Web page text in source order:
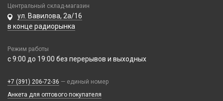
Шлейфы
АЗУ
АЗУ + FM-модулятор
АЗУ + кабель
Кабели
3 в 1
4 в 1
Компьютерная периферия
Аксессуары для ПК
Центральный склад-магазин
ул. Вавилова, 2а/16
в конце радиорынка
Режим работы
с 9:00 до 19:00 без перерывов и выходных
+7 (391) 206-72-36 — единый номер
Анкета для оптового покупателя